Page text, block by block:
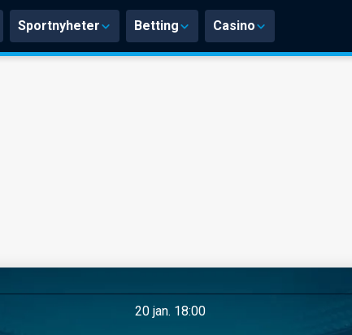
Sportnyheter Betting Casino
20 jan. 18:00